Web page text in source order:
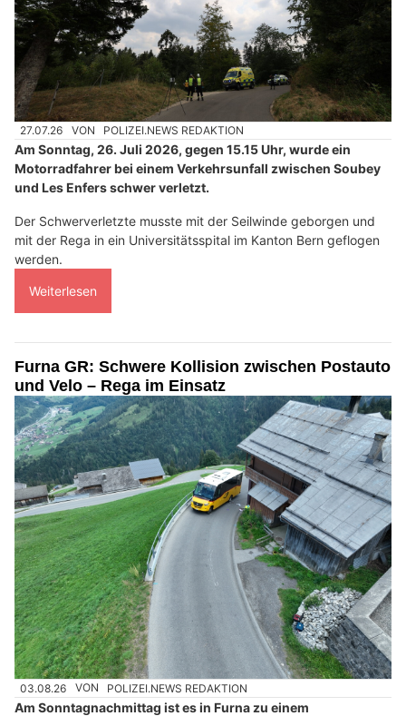
27.07.26 VON POLIZEI.NEWS REDAKTION
Am Sonntag, 26. Juli 2026, gegen 15.15 Uhr, wurde ein
Motorradfahrer bei einem Verkehrsunfall zwischen Soubey
und Les Enfers schwer verletzt.
Der Schwerverletzte musste mit der Seilwinde geborgen und
mit der Rega in ein Universitätsspital im Kanton Bern geflogen
werden.
Weiterlesen
Furna GR: Schwere Kollision zwischen Postauto
und Velo – Rega im Einsatz
03.08.26 VON POLIZEI.NEWS REDAKTION
Am Sonntagnachmittag ist es in Furna zu einem